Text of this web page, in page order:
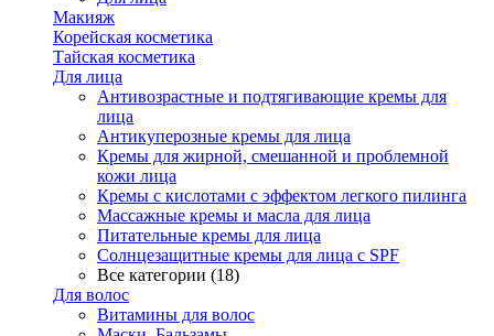
Макияж
Корейская косметика
Тайская косметика
Для лица
Антивозрастные и подтягивающие кремы для
лица
Антикуперозные кремы для лица
Кремы для жирной, смешанной и проблемной
кожи лица
Кремы с кислотами с эффектом легкого пилинга
Массажные кремы и масла для лица
Питательные кремы для лица
Солнцезащитные кремы для лица с SPF
Все категории (18)
Для волос
Витамины для волос